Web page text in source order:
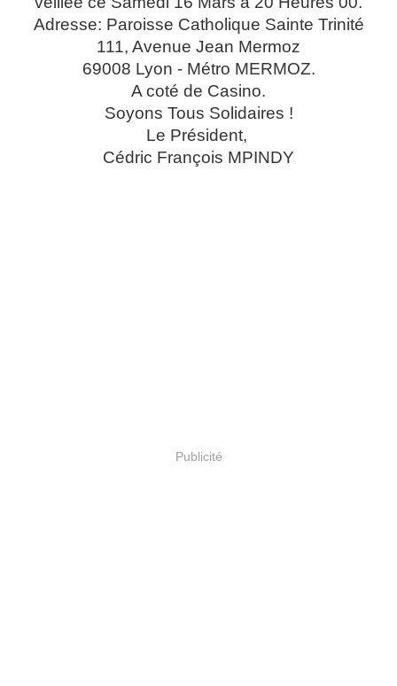
Adresse: Paroisse Catholique Sainte Trinité
111, Avenue Jean Mermoz
69008 Lyon - Métro MERMOZ.
A coté de Casino.
Soyons Tous Solidaires !
Le Président,
Cédric François MPINDY
Publicité